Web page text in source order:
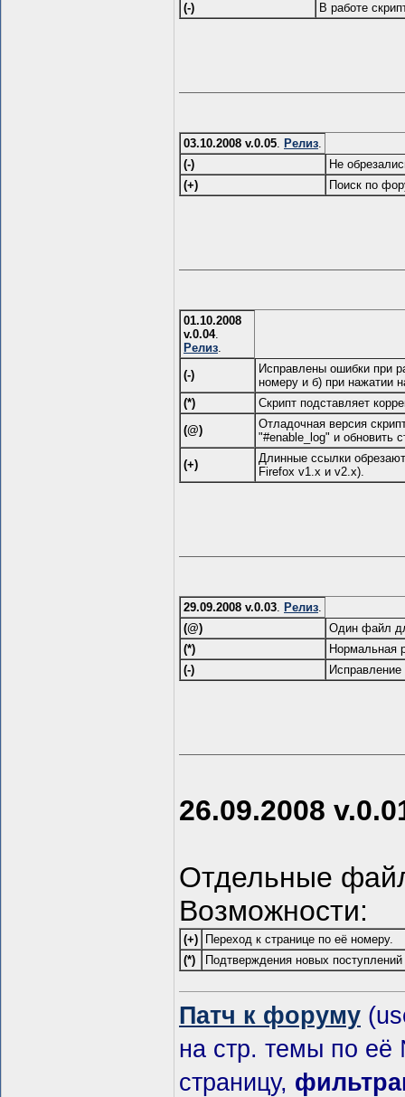
(-)
В работе
03.10.2008 v.0.05. Релиз.
(-)
Не
(+)
Поиск по
01.10.2008
v.0.04.
Релиз.
(-)
Исправлены ошибки при
номеру и б) при нажатии
(*)
Скрипт подставляет
(@)
Отладочная версия
"#enable_log" и обновить
(+)
Длинные ссылки
Firefox v1.x и v2.x).
29.09.2008 v.0.03. Релиз.
(@)
Один файл
(*)
Нормальная
(-)
Исправление
26.09.2008
Отдельные
Возможности:
(+)
Переход к странице по её номеру.
(*)
Подтверждения новых
Патч к форуму
на стр. темы по
страницу,